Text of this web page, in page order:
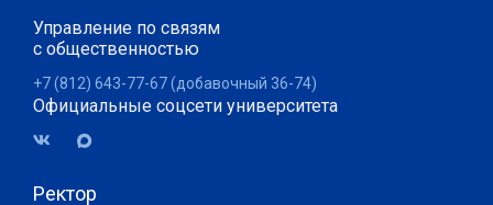
Управление по связям
с общественностью
+7 (812) 643-77-67 (добавочный 36-74)
Официальные соцсети университета
Ректор